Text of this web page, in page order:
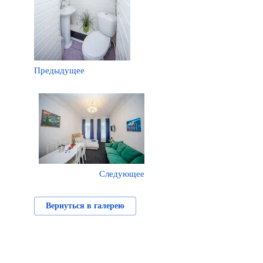
Предыдущее
Следующее
Вернуться в галерею